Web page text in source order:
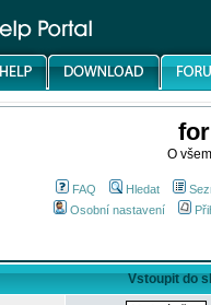
O
FAQ Hledat
Osobní nastavení
Vstoupit do